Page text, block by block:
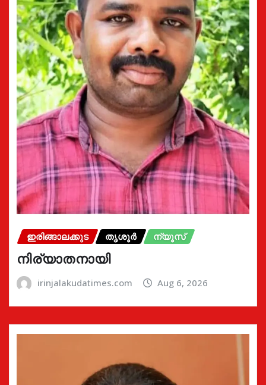
ഇരിങ്ങാലക്കുട തൃശൂർ ന്യൂസ്
നിര്യാതനായി
irinjalakudatimes.com Aug 6, 2026